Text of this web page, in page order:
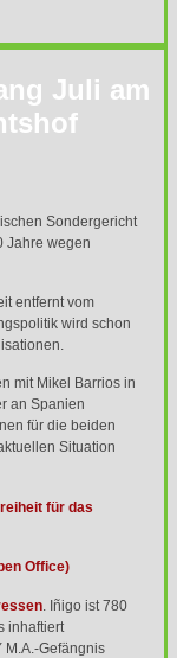
Juli am
Sondergericht
Jahre wegen
entfernt vom
wird schon
mit Mikel Barrios in
an Spanien
für die beiden
Situation
für das
Office)
. Iñigo ist 780
inhaftiert
M.A.-Gefängnis